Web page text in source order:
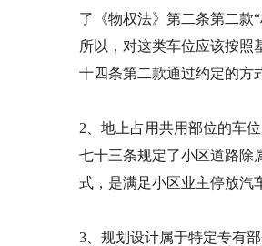
了《物权法》第二条第二款
所以，对这类车位应该按照
十四条第二款通过约定的方
2、地上占用共用部位的车
七十三条规定了小区道路除
式，是满足小区业主停放汽
3、规划设计属于特定专有